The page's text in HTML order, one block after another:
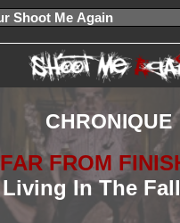
CHRONIQUE
FAR FROM
Living In The